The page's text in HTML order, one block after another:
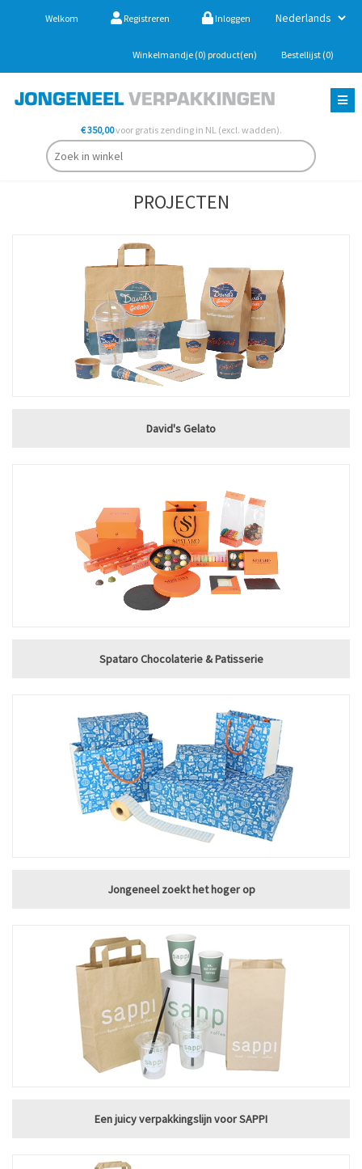
Welkom Registreren Inloggen
Winkelmandje (0) product(en) Bestellijst (0)
€ 350,00voor gratis zending in NL (excl. wadden).
PROJECTEN
David's Gelato
Spataro Chocolaterie & Patisserie
Jongeneel zoekt het hoger op
Een juicy verpakkingslijn voor SAPPI